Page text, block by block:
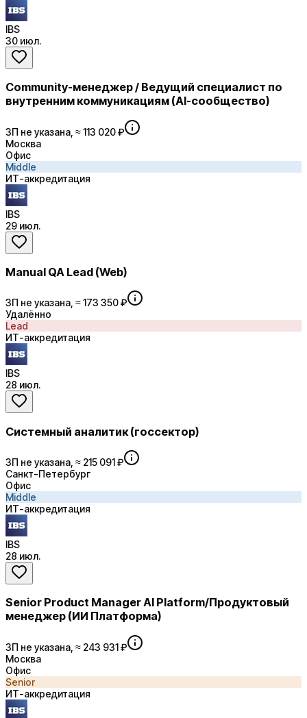
IBS
30 июл.
Community-менеджер / Ведущий специалист по
внутренним коммуникациям (AI-сообщество)
ЗП не указана, ≈ 113 020 ₽
Москва
Офис
Middle
ИТ-аккредитация
IBS
29 июл.
Manual QA Lead (Web)
ЗП не указана, ≈ 173 350 ₽
Удалённо
Lead
ИТ-аккредитация
IBS
28 июл.
Системный аналитик (госсектор)
ЗП не указана, ≈ 215 091 ₽
Санкт-Петербург
Офис
Middle
ИТ-аккредитация
IBS
28 июл.
Senior Product Manager AI Platform/Продуктовый
менеджер (ИИ Платформа)
ЗП не указана, ≈ 243 931 ₽
Москва
Офис
Senior
ИТ-аккредитация